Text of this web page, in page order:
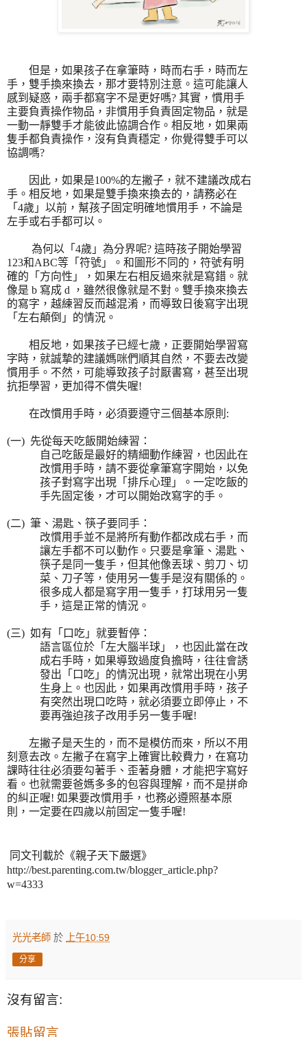
但是，如果孩子在拿筆時，時而右手，時而左
手，雙手換來換去，那才要特別注意。這可能讓人
感到疑惑，兩手都寫字不是更好嗎? 其實，慣用手
主要負責操作物品，非慣用手負責固定物品，就是
一動一靜雙手才能彼此協調合作。相反地，如果兩
隻手都負責操作，沒有負責穩定，你覺得雙手可以
協調嗎?
因此，如果是100%的左撇子，就不建議改成右
手。相反地，如果是雙手換來換去的，請務必在
「 4歲」以前，幫孩子固定明確地慣用手，不論是
左手或右手都可以。
為何以「 4歲」為分界呢? 這時孩子開始學習
123和ABC等「符號」。和圖形不同的，符號有明
確的「方向性」，如果左右相反過來就是寫錯。就
像是 b 寫成 d
，雖然很像就是不對。雙手換來換去
的寫字，越練習反而越混淆，而導致日後寫字出現
「左右顛倒」的情況。
相反地，如果孩子已經七歲，正要開始學習寫
字時，就誠摯的建議媽咪們順其自然，不要去改變
慣用手。不然，可能導致孩子討厭書寫，甚至出現
抗拒學習，更加得不償失喔!
在改慣用手時，必須要遵守三個基本原則 :
(一) 先從每天吃飯開始練習：
自己吃飯是最好的精細動作練習，也因此在
改慣用手時，請不要從拿筆寫字開始，以免
孩子對寫字出現「排斥心理」。一定吃飯的
手先固定後，才可以開始改寫字的手。
(二) 筆、湯匙、筷子要同手：
改慣用手並不是將所有動作都改成右手，而
讓左手都不可以動作。只要是拿筆、湯匙、
筷子是同一隻手，但其他像丟球、剪刀、切
菜、刀子等，使用另一隻手是沒有關係的。
很多成人都是寫字用一隻手，打球用另一隻
手，這是正常的情況。
(三) 如有「口吃」就要暫停：
語言區位於「左大腦半球」，也因此當在改
成右手時，如果導致過度負擔時，往往會誘
發出「口吃」的情況出現，就常出現在小男
生身上。也因此，如果再改慣用手時，孩子
有突然出現口吃時，就必須要立即停止，不
要再強迫孩子改用手另一隻手喔!
左撇子是天生的，而不是模仿而來，所以不用
刻意去改。左撇子在寫字上確實比較費力，在寫功
課時往往必須要勾著手、歪著身體，才能把字寫好
看。也就需要爸媽多多的包容與理解，而不是拼命
的糾正喔! 如果要改慣用手，也務必遵照基本原
則，一定要在四歲以前固定一隻手喔!
同文刊載於《親子天下嚴選》
http://best.parenting.com.tw/blogger_article.php?
w=4333
光光老師 於 上午10:59
分享
沒有留言:
張貼留言